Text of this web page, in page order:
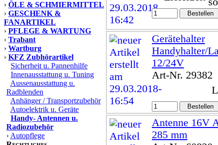
› ÖLE & SCHMIERMITTEL
› GESCHENK &
FANARTIKEL
› PFLEGE & WARTUNG
› Trabant
› Wartburg
› KFZ Zubhörartikel
Sicherheit u. Pannenhilfe
Innenausstattung u. Tuning
Aussenausstattung u.
Radblenden
Anhänger / Transportzubehör
Autoelektrik u. Geräte
Handy- Antennen u.
Radiozubehör
› Autopflege
Gerätehalter
Handyhalter/
12/24V
Art-Nr. 29382
Antenne 16V
285 mm